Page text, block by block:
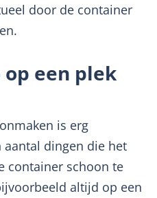
door de container
een plek
is erg
aantal dingen die het
container schoon te
altijd op een